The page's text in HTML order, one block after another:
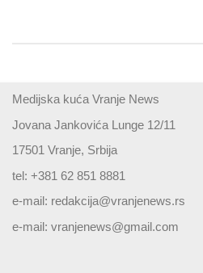
Medijska kuća Vranje News
Jovana Jankovića Lunge 12/11
17501 Vranje, Srbija
tel: +381 62 851 8881
e-mail: redakcija@vranjenews.rs
e-mail: vranjenews@gmail.com